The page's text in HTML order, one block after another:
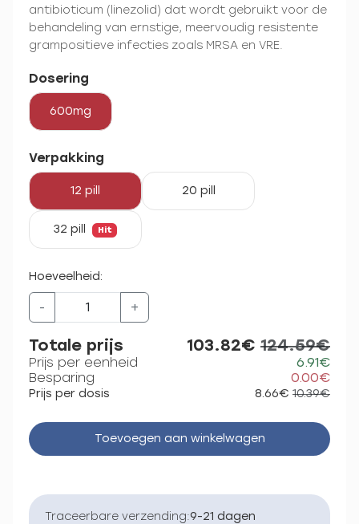
antibioticum (linezolid) dat wordt gebruikt voor de
behandeling van ernstige, meervoudig resistente
grampositieve infecties zoals MRSA en VRE.
Dosering
600mg
Verpakking
12 pill 20 pill
32 pill Hit
Hoeveelheid:
- +
Totale prijs 103.82€ 124.59€
Prijs per eenheid
6.91€
Besparing
0.00€
Prijs per dosis 8.66€ 10.39€
Toevoegen aan winkelwagen
Traceerbare verzending:9-21 dagen